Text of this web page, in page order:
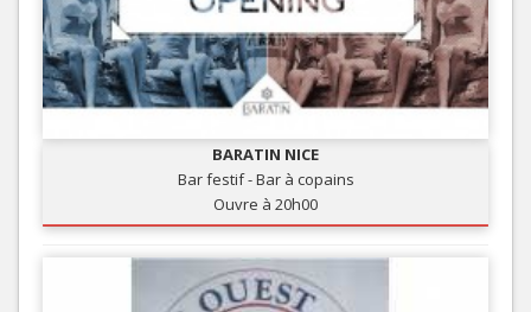
BARATIN NICE
Bar festif - Bar à copains
Ouvre à 20h00